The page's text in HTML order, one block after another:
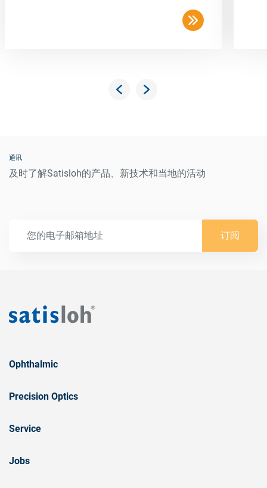
通讯
及时了解Satisloh的产品、新技术和当地的活动
订阅
Ophthalmic
Precision Optics
Service
Jobs